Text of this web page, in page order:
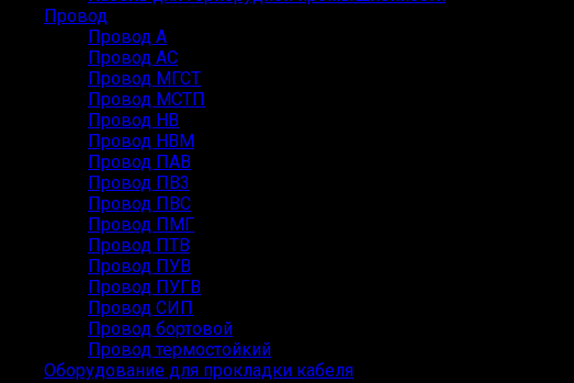
Провод
Провод А
Провод АС
Провод МГСТ
Провод МСТП
Провод НВ
Провод НВМ
Провод ПАВ
Провод ПВ3
Провод ПВС
Провод ПМГ
Провод ПТВ
Провод ПУВ
Провод ПУГВ
Провод СИП
Провод бортовой
Провод термостойкий
Оборудование для прокладки кабеля